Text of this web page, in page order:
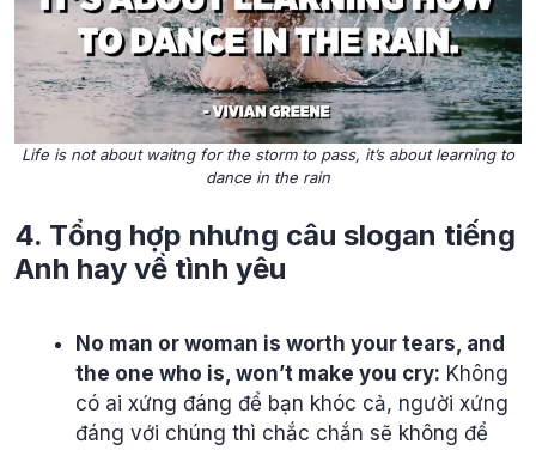
Life is not about waitng for the storm to pass, it’s about learning to
dance in the rain
4. Tổng hợp nhưng câu slogan tiếng
Anh hay về tình yêu
No man or woman is worth your tears, and
the one who is, won’t make you cry: Không
có ai xứng đáng để bạn khóc cả, người xứng
đáng với chúng thì chắc chắn sẽ không để